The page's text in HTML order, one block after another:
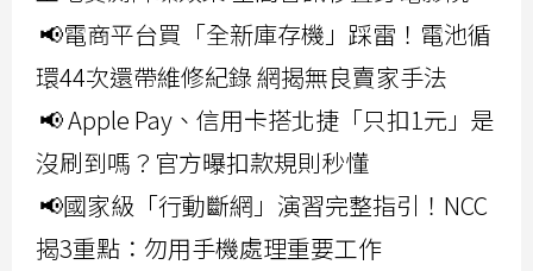
📢電商平台買「全新庫存機」踩雷！電池循
環44次還帶維修紀錄 網揭無良賣家手法
📢 Apple Pay、信用卡搭北捷「只扣1元」是
沒刷到嗎？官方曝扣款規則秒懂
📢國家級「行動斷網」演習完整指引！NCC
揭3重點：勿用手機處理重要工作